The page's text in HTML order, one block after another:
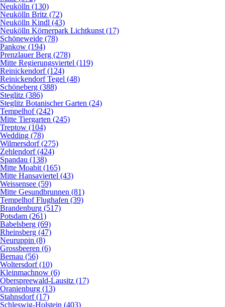
Neukölln (130)
Neukölln Britz (72)
Neukölln Kindl (43)
Neukölln Körnerpark Lichtkunst (17)
Schöneweide (78)
Pankow (194)
Prenzlauer Berg (278)
Mitte Regierungsviertel (119)
Reinickendorf (124)
Reinickendorf Tegel (48)
Schöneberg (388)
Steglitz (386)
Steglitz Botanischer Garten (24)
Tempelhof (242)
Mitte Tiergarten (245)
Treptow (104)
Wedding (78)
Wilmersdorf (275)
Zehlendorf (424)
Spandau (138)
Mitte Moabit (165)
Mitte Hansaviertel (43)
Weissensee (59)
Mitte Gesundbrunnen (81)
Tempelhof Flughafen (39)
Brandenburg (517)
Potsdam (261)
Babelsberg (69)
Rheinsberg (47)
Neuruppin (8)
Grossbeeren (6)
Bernau (56)
Woltersdorf (10)
Kleinmachnow (6)
Oberspreewald-Lausitz (17)
Oranienburg (13)
Stahnsdorf (17)
Schleswig-Holstein (403)